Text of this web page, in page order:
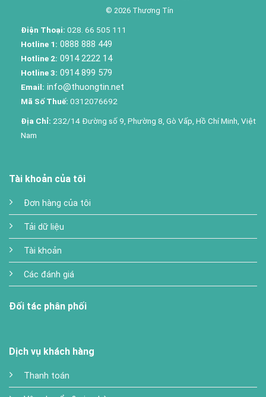
© 2026 Thương Tín
Điện Thoại: 028. 66 505 111
Hotline 1: 0888 888 449
Hotline 2: 0914 2222 14
Hotline 3: 0914 899 579
Email: info@thuongtin.net
Mã Số Thuế: 0312076692
Địa Chỉ: 232/14 Đường số 9, Phường 8, Gò Vấp, Hồ Chí Minh, Việt
Nam
Tài khoản của tôi
Đơn hàng của tôi
Tải dữ liệu
Tài khoản
Các đánh giá
Đối tác phân phối
Dịch vụ khách hàng
Thanh toán